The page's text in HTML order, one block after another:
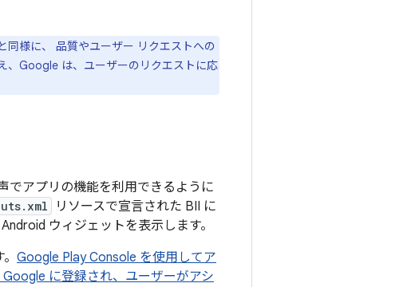
様に、 品質やユーザー リクエストへの
、Google は、ユーザーのリクエストに応
でアプリの機能を利用できるように
リソースで宣言された BII に
ウィジェットを表示します。
Google Play Console を使用してア
に登録され、ユーザーがアシ